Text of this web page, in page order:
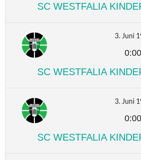
SC WESTFALIA
3. Juni
0:00
SC WESTFALIA
3. Juni
0:00
SC WESTFALIA